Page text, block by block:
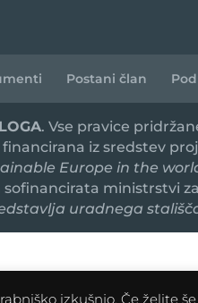
Postani član
. Vse pravice
iz sredstev
Europe in the
ministrstvi
uradnega
izkušnjo. Če želite